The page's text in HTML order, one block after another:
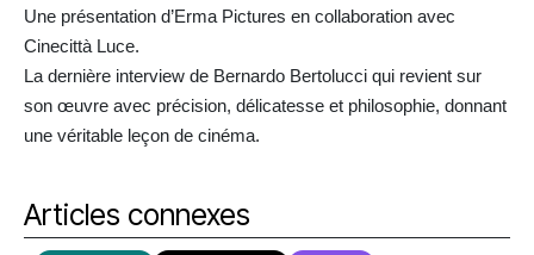
Une présentation d’Erma Pictures en collaboration avec
Cinecittà Luce.
La dernière interview de Bernardo Bertolucci qui revient sur
son œuvre avec précision, délicatesse et philosophie, donnant
une véritable leçon de cinéma.
Articles connexes